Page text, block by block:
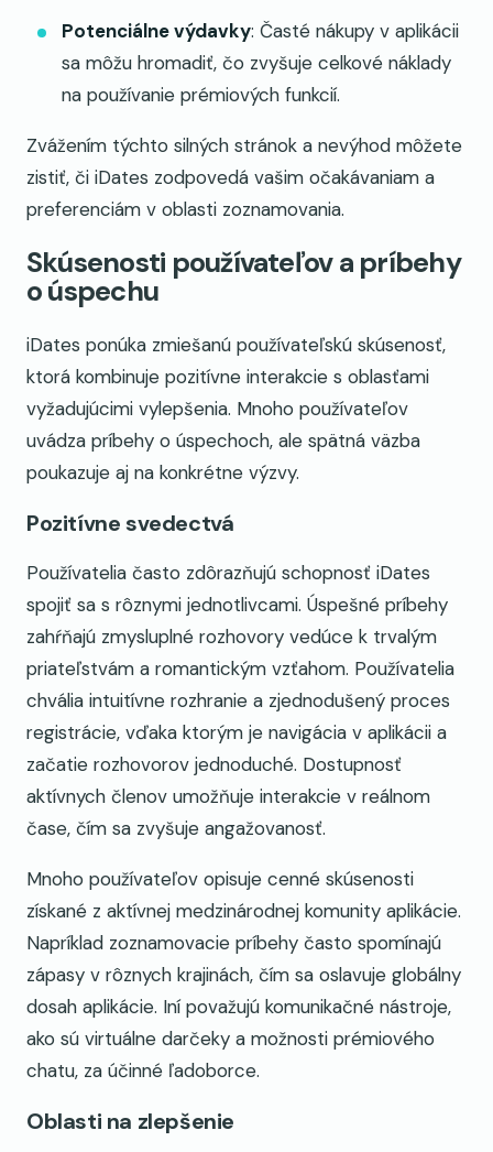
Potenciálne výdavky: Časté nákupy v aplikácii
sa môžu hromadiť, čo zvyšuje celkové náklady
na používanie prémiových funkcií.
Zvážením týchto silných stránok a nevýhod môžete
zistiť, či iDates zodpovedá vašim očakávaniam a
preferenciám v oblasti zoznamovania.
Skúsenosti používateľov a príbehy
o úspechu
iDates ponúka zmiešanú používateľskú skúsenosť,
ktorá kombinuje pozitívne interakcie s oblasťami
vyžadujúcimi vylepšenia. Mnoho používateľov
uvádza príbehy o úspechoch, ale spätná väzba
poukazuje aj na konkrétne výzvy.
Pozitívne svedectvá
Používatelia často zdôrazňujú schopnosť iDates
spojiť sa s rôznymi jednotlivcami. Úspešné príbehy
zahŕňajú zmysluplné rozhovory vedúce k trvalým
priateľstvám a romantickým vzťahom. Používatelia
chvália intuitívne rozhranie a zjednodušený proces
registrácie, vďaka ktorým je navigácia v aplikácii a
začatie rozhovorov jednoduché. Dostupnosť
aktívnych členov umožňuje interakcie v reálnom
čase, čím sa zvyšuje angažovanosť.
Mnoho používateľov opisuje cenné skúsenosti
získané z aktívnej medzinárodnej komunity aplikácie.
Napríklad zoznamovacie príbehy často spomínajú
zápasy v rôznych krajinách, čím sa oslavuje globálny
dosah aplikácie. Iní považujú komunikačné nástroje,
ako sú virtuálne darčeky a možnosti prémiového
chatu, za účinné ľadoborce.
Oblasti na zlepšenie